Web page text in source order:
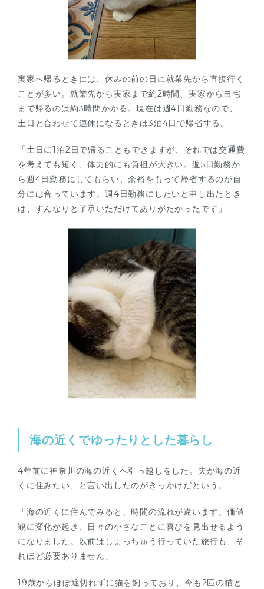
実家へ帰るときには、休みの前の日に就業先から直接行く
ことが多い。就業先から実家まで約2時間、実家から自宅
まで帰るのは約3時間かかる。現在は週4日勤務なので、
土日と合わせて連休になるときは3泊4日で帰省する。
「土日に1泊2日で帰ることもできますが、それでは交通費
を考えても短く、体力的にも負担が大きい。週5日勤務か
ら週4日勤務にしてもらい、余裕をもって帰省するのが自
分には合っています。週4日勤務にしたいと申し出たとき
は、すんなりと了承いただけてありがたかったです」
海の近くでゆったりとした暮らし
4年前に神奈川の海の近くへ引っ越しをした。夫が海の近
くに住みたい、と言い出したのがきっかけだという。
「海の近くに住んでみると、時間の流れが違います。価値
観に変化が起き、日々の小さなことに喜びを見出せるよう
になりました。以前はしょっちゅう行っていた旅行も、そ
れほど必要ありません」
19歳からほぼ途切れずに猫を飼っており、今も2匹の猫と